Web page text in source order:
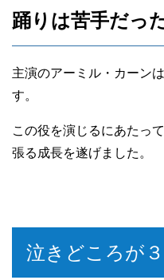
踊りは苦手だっ
主演のアーミル・カーン
す。
この役を演じるにあたっ
張る成長を遂げました。
泣きどころが